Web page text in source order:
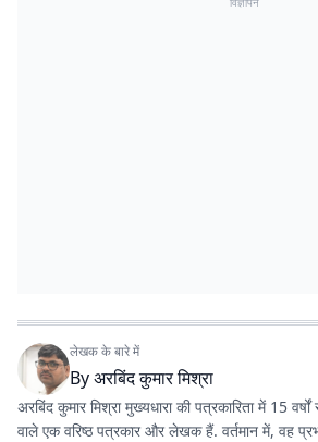
लेखक के बारे में
Byअरबिंद कुमार मिश्रा
अरबिंद कुमार मिश्रा मुख्यधारा की पत्रकारिता में 15
वाले एक वरिष्ठ पत्रकार और लेखक हैं. वर्तमान में, वह